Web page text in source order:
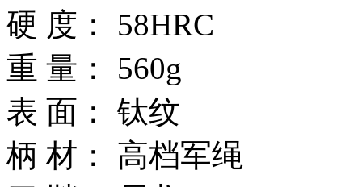
硬 度： 58HRC
重 量： 560g
表 面： 钛纹
柄 材： 高档军绳